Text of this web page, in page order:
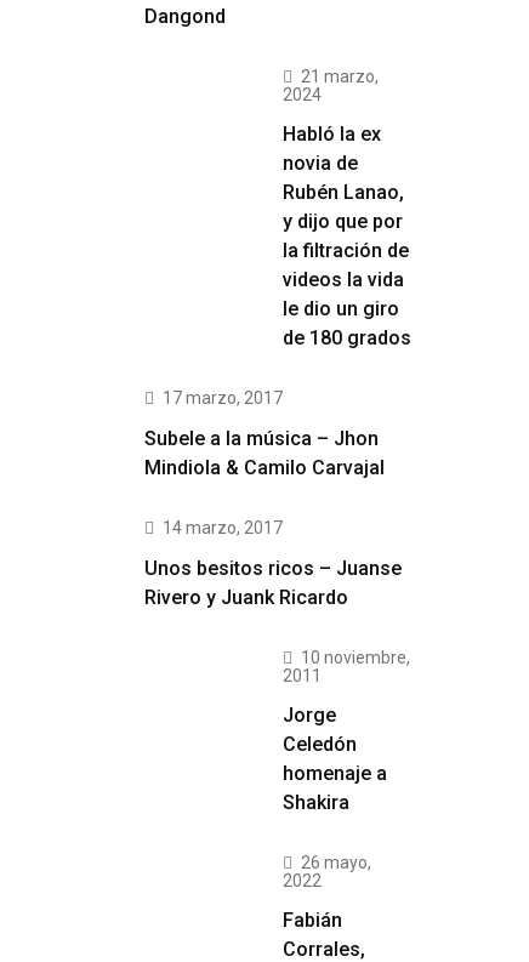
Dangond
21 marzo,
2024
Habló la ex
novia de
Rubén Lanao,
y dijo que por
la filtración de
videos la vida
le dio un giro
de 180 grados
17 marzo, 2017
Subele a la música – Jhon
Mindiola & Camilo Carvajal
14 marzo, 2017
Unos besitos ricos – Juanse
Rivero y Juank Ricardo
10 noviembre,
2011
Jorge
Celedón
homenaje a
Shakira
26 mayo,
2022
Fabián
Corrales,